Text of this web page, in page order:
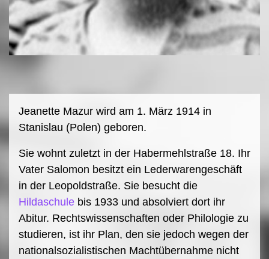
Jeanette Mazur wird am 1. März 1914 in
Stanislau (Polen) geboren.
Sie wohnt zuletzt in der Habermehlstraße 18. Ihr
Vater Salomon besitzt ein Lederwarengeschäft
in der Leopoldstraße. Sie besucht die
Hildaschule bis 1933 und absolviert dort ihr
Abitur. Rechtswissenschaften oder Philologie zu
studieren, ist ihr Plan, den sie jedoch wegen der
nationalsozialistischen Machtübernahme nicht